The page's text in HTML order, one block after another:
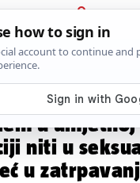
PRIJAVA
News
u umjetnoj
niti u
u